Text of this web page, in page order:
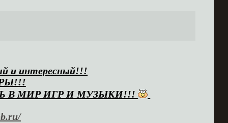
и интересный!!!
В МИР ИГР И МУЗЫКИ!!!